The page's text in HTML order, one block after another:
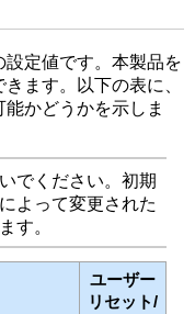
定値です。本製品を
ます。以下の表に、
かどうかを示しま
でください。初期
よって変更された
す。
ユーザー
リセット/